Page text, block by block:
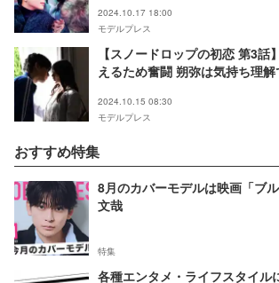
2024.10.17 18:00
モデルプレス
【スノードロップの初恋 第3話
えるため奮闘 朔弥は気持ち理
2024.10.15 08:30
モデルプレス
おすすめ特集
8月のカバーモデルは映画「ブ
文哉
特集
各種エンタメ・ライフスタイル